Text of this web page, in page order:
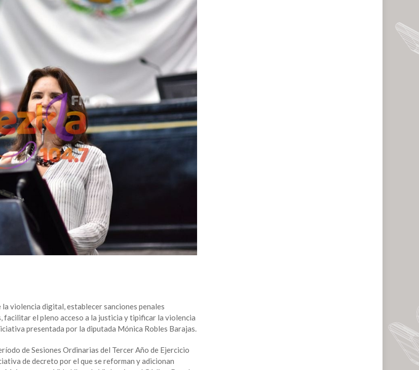
violencia digital, establecer sanciones penales
facilitar el pleno acceso a la justicia y tipificar la violencia
presentada por la diputada Mónica Robles Barajas.
de Sesiones Ordinarias del Tercer Año de Ejercicio
de decreto por el que se reforman y adicionan